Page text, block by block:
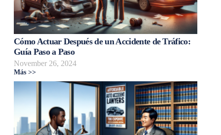
Cómo Actuar Después de un Accidente de Tráfico:
Guía Paso a Paso
November 26, 2024
Más >>